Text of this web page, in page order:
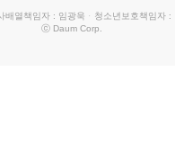
배열책임자 : 임광욱 · 청소년보호책임자 :
ⓒ Daum Corp.